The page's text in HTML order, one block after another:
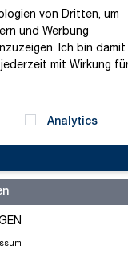
von Dritten, um
und Werbung
Ich bin damit
mit Wirkung
Analytics
wählen